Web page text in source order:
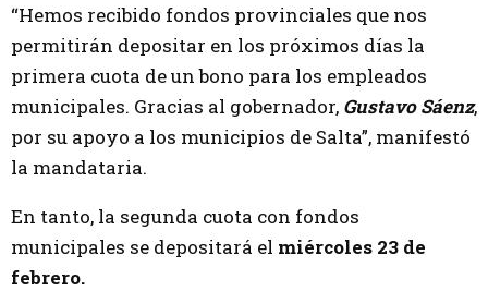
“Hemos recibido fondos provinciales que nos
permitirán depositar en los próximos días la
primera cuota de un bono para los empleados
municipales. Gracias al gobernador, Gustavo Sáenz,
por su apoyo a los municipios de Salta”, manifestó
la mandataria.
En tanto, la segunda cuota con fondos
municipales se depositará el miércoles 23 de
febrero.